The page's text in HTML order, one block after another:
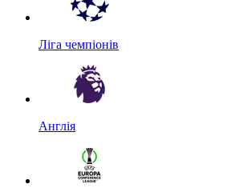
Ліга чемпіонів
Англія